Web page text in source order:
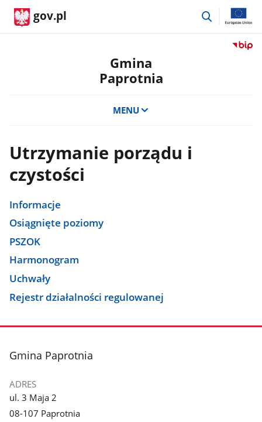
gov.pl
przejdź
Przejdź
Gmina
Paprotnia
MENU
Utrzymanie porządu i
czystości
Informacje
Osiągnięte poziomy
PSZOK
Harmonogram
Uchwały
Rejestr działalności regulowanej
stopka
Gmina Paprotnia
ADRES
ul. 3 Maja 2
08-107 Paprotnia